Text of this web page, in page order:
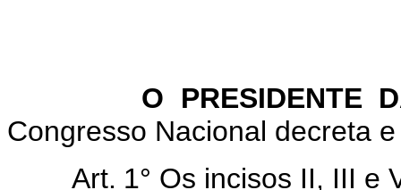
O PRESIDENTE DA
Congresso Nacional decreta
Art. 1° Os incisos II, III e